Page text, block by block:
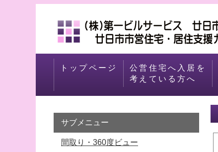
トップページ
公営住宅へ入居を
考えている方へ
サブメニュー
間取り・360度ビュー